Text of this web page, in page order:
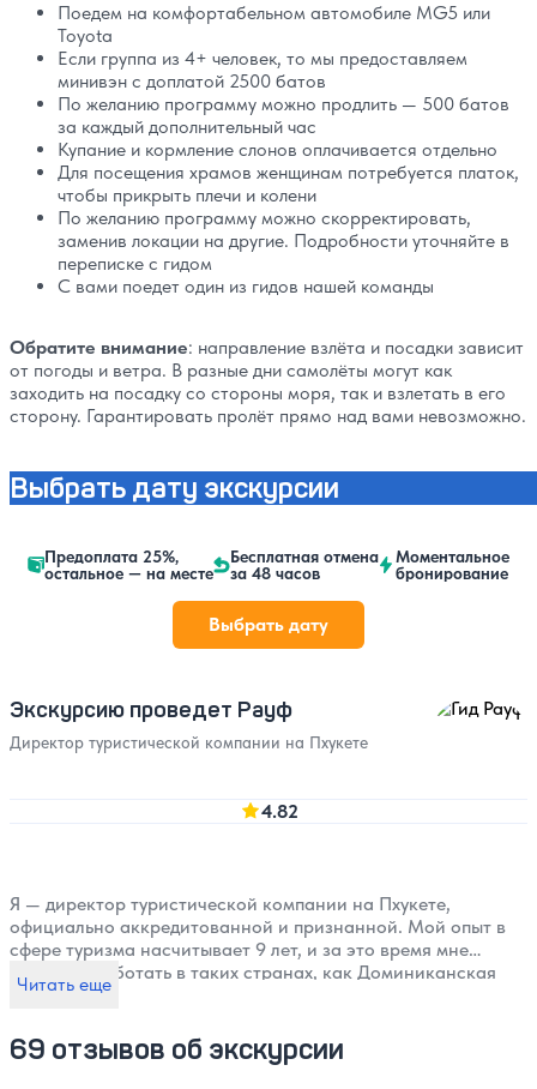
Поедем на комфортабельном автомобиле MG5 или
Toyota
Если группа из 4+ человек, то мы предоставляем
минивэн с доплатой 2500 батов
По желанию программу можно продлить — 500 батов
за каждый дополнительный час
Купание и кормление слонов оплачивается отдельно
Для посещения храмов женщинам потребуется платок,
чтобы прикрыть плечи и колени
По желанию программу можно скорректировать,
заменив локации на другие. Подробности уточняйте в
переписке с гидом
С вами поедет один из гидов нашей команды
Обратите внимание: направление взлёта и посадки зависит
от погоды и ветра. В разные дни самолёты могут как
заходить на посадку со стороны моря, так и взлетать в его
сторону. Гарантировать пролёт прямо над вами невозможно.
Выбрать дату экскурсии
Предоплата 25%,
остальное — на месте
Бесплатная отмена
за 48 часов
Моментальное
бронирование
Выбрать дату
Экскурсию проведет Рауф
Директор туристической компании на Пхукете
4.82
Я — директор туристической компании на Пхукете,
официально аккредитованной и признанной. Мой опыт в
сфере туризма насчитывает 9 лет, и за это время мне
довелось работать в таких странах, как Доминиканская
Республика, Мексика, Турция, Вьетнам, Малайзия,
года я специализируюсь на проведении исключительно
индивидуальных экскурсий, с удовольствием делюсь
Читать еще
69 отзывов об экскурсии